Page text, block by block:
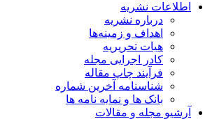
اطلاعات نشریه
درباره نشریه
اهداف و زمینه‌ها
هیات تحریریه
کادر اجرایی مجله
فرآیند چاپ مقاله
شناسنامه آخرین شماره
بانک ها و نمایه نامه ها
آرشیو مجله و مقالات